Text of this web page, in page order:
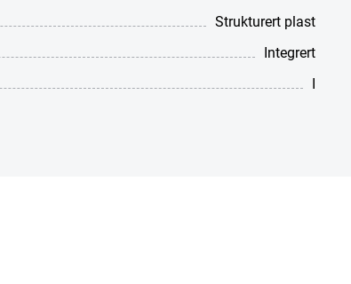
Strukturert plast
Integrert
I